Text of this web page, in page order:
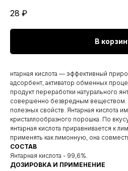
28 ₽
В
нтарная кислота — эффективный
адсорбент, активатор обменных
продукт переработки натурального
совершенно безвредным
полезных свойств. Янтарная кислота
кристаллообразного порошка. По
янтарная кислота приравнивается к
применять как лимонную, она
СОСТАВ
Янтарная кислота - 99,6%.
ДОЗИРОВКА И ПРИМЕНЕНИЕ